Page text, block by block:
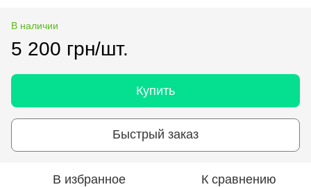
В наличии
5 200 грн/шт.
Купить
Быстрый заказ
В избранное К сравнению